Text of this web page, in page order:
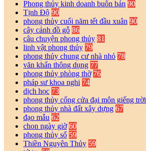
Phong thủy kinh doanh buôn bán 90
Tịnh Độ 90
phong thủy cuối năm tết đầu xuân 90
cây cảnh đồ gỗ 86
câu chuyện phong thủy 81
linh vật phong thủy 79
phong thủy chung cư nhà nhỏ 78
văn khấn thông dụng 77
phong thủy phòng thờ 76
pháp sư khoa nghi 74
dịch học 73
phong thủy cổng cửa đại môn giếng trời
phong thủy nhà đất xây dựng 67
đạo mẫu 62
chon ngày giờ 60
phong thủy số 59
Thiền Nguyên Thủy 59